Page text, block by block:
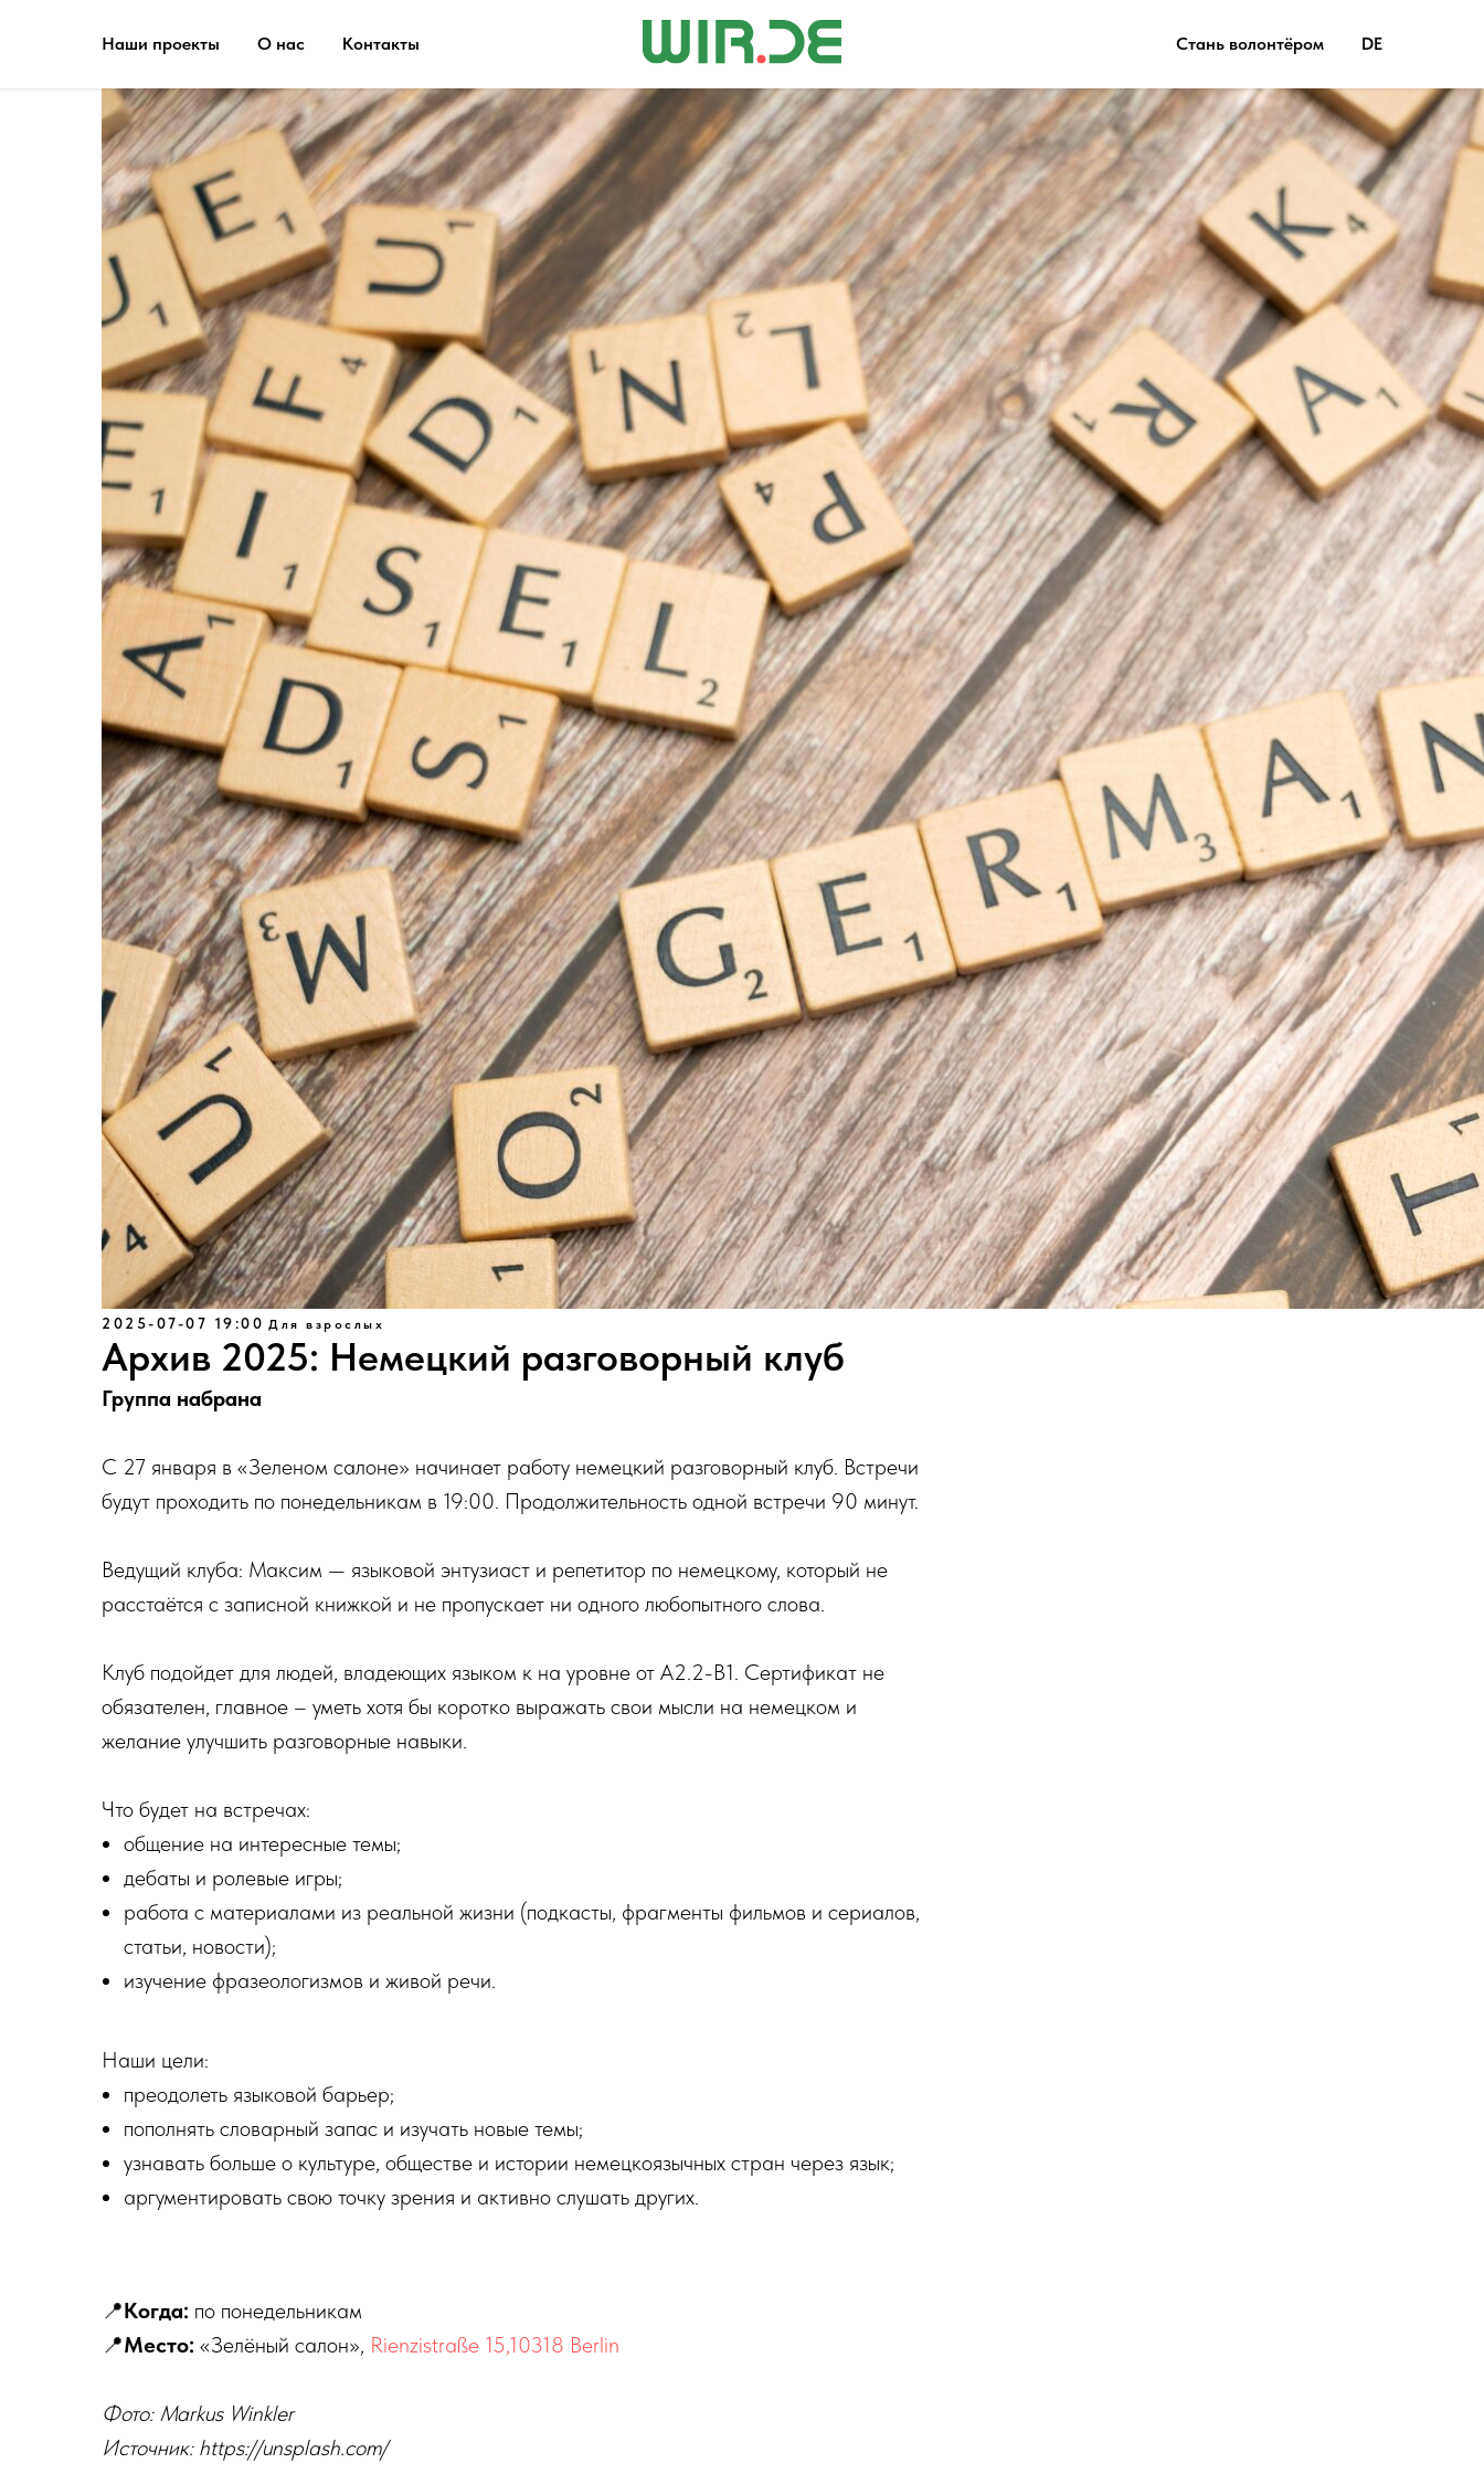
Наши проекты О нас Контакты Стань волонтёром DE
2025-07-07 19:00 Для взрослых
Архив 2025: Немецкий разговорный клуб
Группа набрана
С 27 января в «Зеленом салоне» начинает работу немецкий разговорный клуб. Встречи
будут проходить по понедельникам в 19:00. Продолжительность одной встречи 90 минут.
Ведущий клуба: Максим — языковой энтузиаст и репетитор по немецкому, который не
расстаётся с записной книжкой и не пропускает ни одного любопытного слова.
Клуб подойдет для людей, владеющих языком к на уровне от А2.2-B1. Сертификат не
обязателен, главное – уметь хотя бы коротко выражать свои мысли на немецком и
желание улучшить разговорные навыки.
Что будет на встречах:
общение на интересные темы;
дебаты и ролевые игры;
работа с материалами из реальной жизни (подкасты, фрагменты фильмов и сериалов,
статьи, новости);
изучение фразеологизмов и живой речи.
Наши цели:
преодолеть языковой барьер;
пополнять словарный запас и изучать новые темы;
узнавать больше о культуре, обществе и истории немецкоязычных стран через язык;
аргументировать свою точку зрения и активно слушать других.
📍Когда: по понедельникам
📍Место: «Зелёный салон», Rienzistraße 15,10318 Berlin
Фото: Markus Winkler
Источник: https://unsplash.com/